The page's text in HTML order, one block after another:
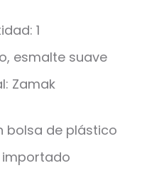
1
esmalte suave
Zamak
bolsa de plástico